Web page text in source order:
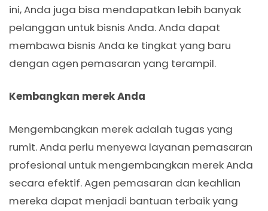
ini, Anda juga bisa mendapatkan lebih banyak
pelanggan untuk bisnis Anda. Anda dapat
membawa bisnis Anda ke tingkat yang baru
dengan agen pemasaran yang terampil.
Kembangkan merek Anda
Mengembangkan merek adalah tugas yang
rumit. Anda perlu menyewa layanan pemasaran
profesional untuk mengembangkan merek Anda
secara efektif. Agen pemasaran dan keahlian
mereka dapat menjadi bantuan terbaik yang